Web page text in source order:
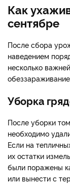
Как
сентябре
После сбора
наведением
несколько
Уборка
После уборки
необходимо
Если на
их остатки
были поражены
или вынести с